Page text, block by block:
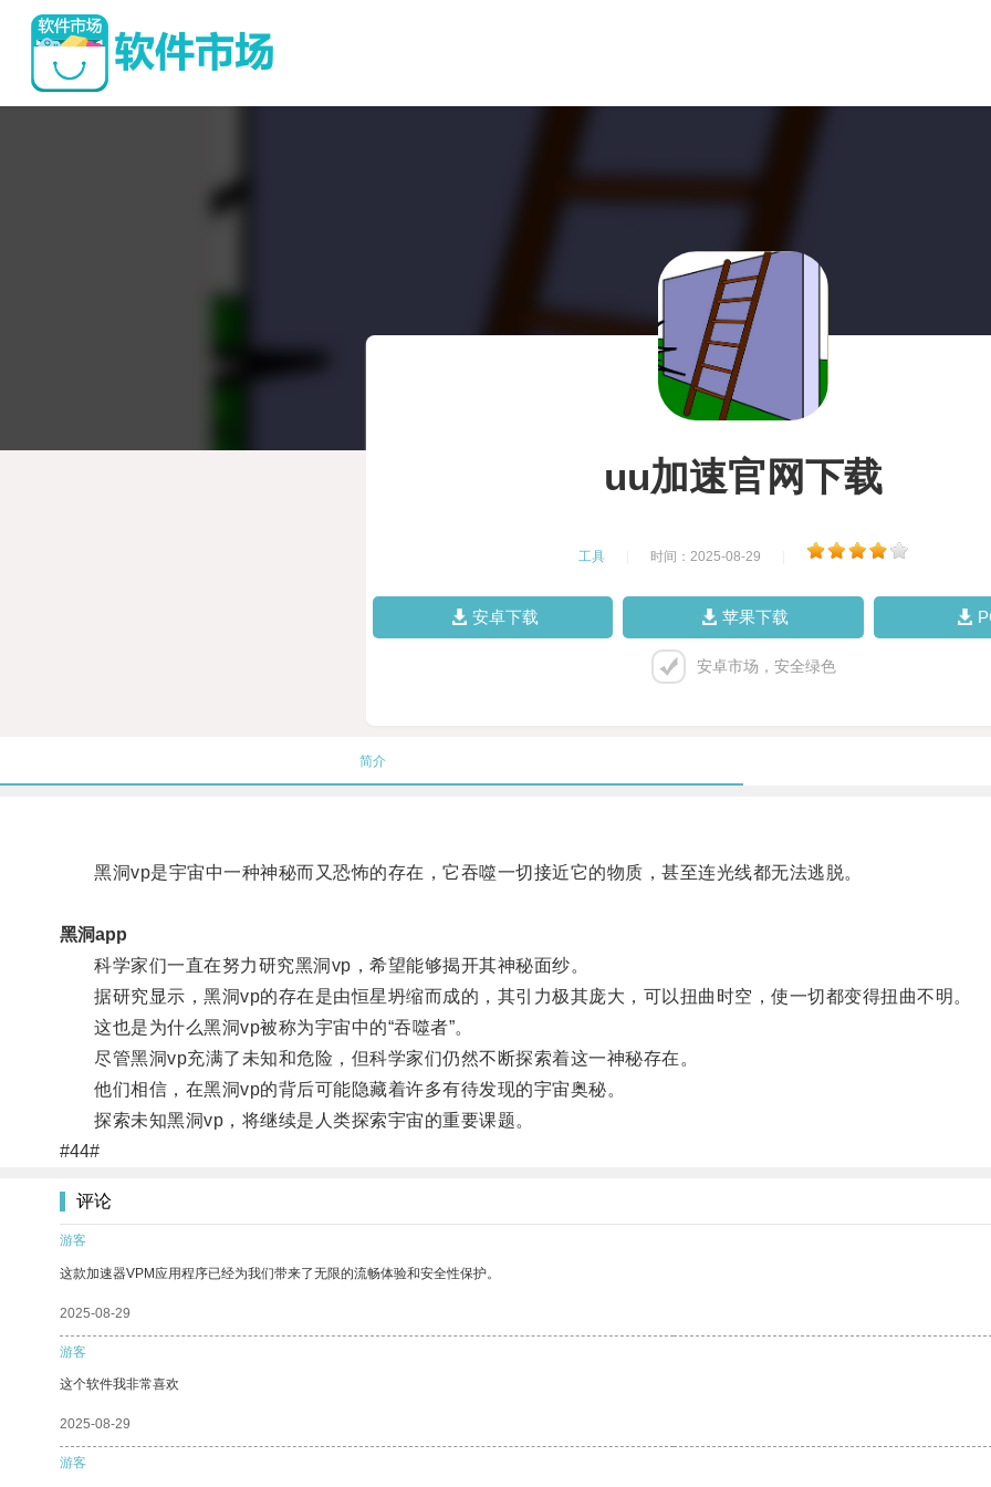
uu加速官网下载
工具 时间：2025-08-29
安卓下载 苹果下载
安卓市场，安全绿色
简介
黑洞vp是宇宙中一种神秘而又恐怖的存在，它吞噬一切接近它的物质，甚至连光线都无法逃脱。
黑洞app
科学家们一直在努力研究黑洞vp，希望能够揭开其神秘面纱。
据研究显示，黑洞vp的存在是由恒星坍缩而成的，其引力极其庞大，可以扭曲时空，使一切都变得扭曲不明。
这也是为什么黑洞vp被称为宇宙中的“吞噬者”。
尽管黑洞vp充满了未知和危险，但科学家们仍然不断探索着这一神秘存在。
他们相信，在黑洞vp的背后可能隐藏着许多有待发现的宇宙奥秘。
探索未知黑洞vp，将继续是人类探索宇宙的重要课题。
#44#
评论
游客
这款加速器VPM应用程序已经为我们带来了无限的流畅体验和安全性保护。
2025-08-29
游客
这个软件我非常喜欢
2025-08-29
游客